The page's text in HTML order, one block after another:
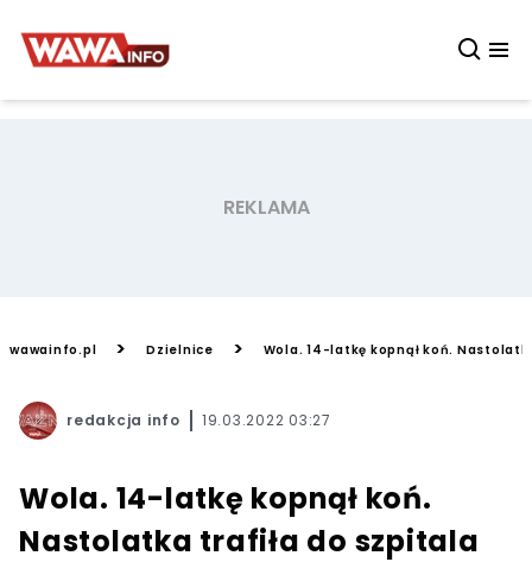
wawainfo.pl > Dzielnice > Wola. 14-latkę kopnął koń.
redakcja info 19.03.2022 03:27
Wola. 14-latkę kopnął koń.
Nastolatka trafiła do szpitala